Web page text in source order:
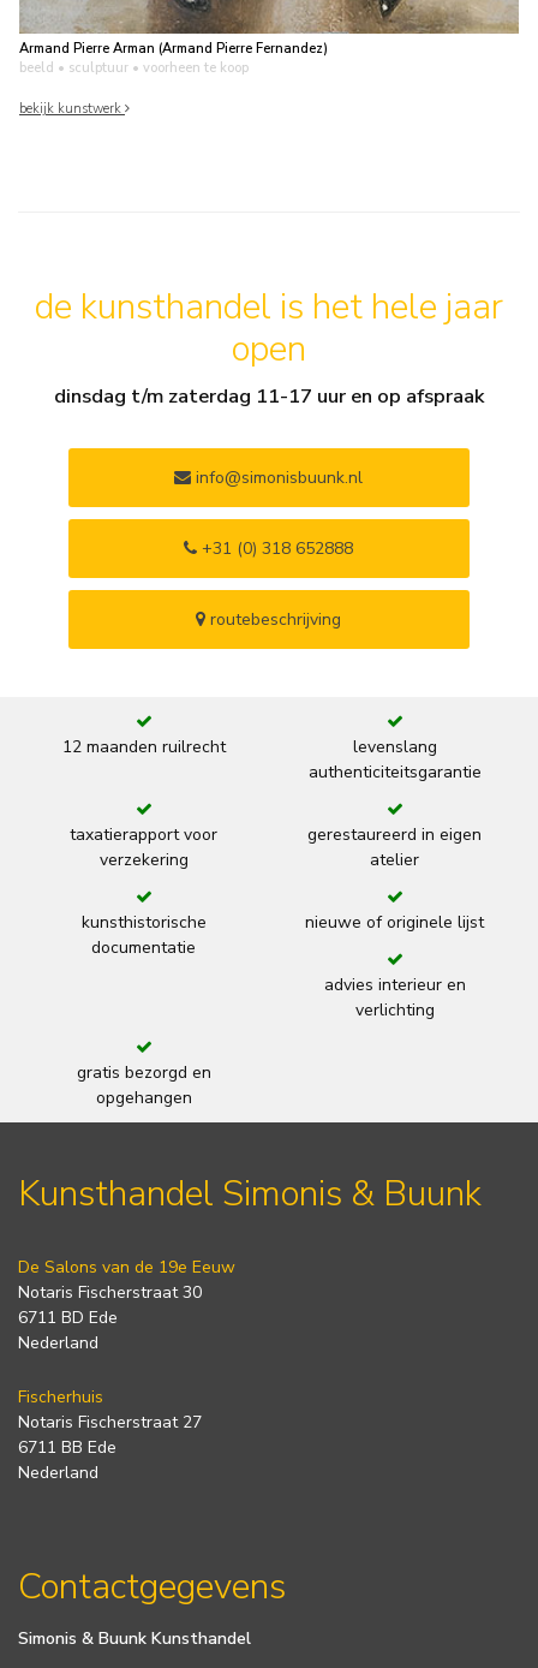
Armand Pierre Arman (Armand Pierre Fernandez)
beeld • sculptuur • voorheen te koop
bekijk kunstwerk
de kunsthandel is het hele jaar
open
dinsdag t/m zaterdag 11-17 uur en op afspraak
info@simonisbuunk.nl
+31 (0) 318 652888
routebeschrijving
12 maanden ruilrecht
levenslang
authenticiteitsgarantie
taxatierapport voor
verzekering
gerestaureerd in eigen
atelier
kunsthistorische
documentatie
nieuwe of originele lijst
advies interieur en
verlichting
gratis bezorgd en
opgehangen
Kunsthandel Simonis & Buunk
De Salons van de 19e Eeuw
Notaris Fischerstraat 30
6711 BD Ede
Nederland
Fischerhuis
Notaris Fischerstraat 27
6711 BB Ede
Nederland
Contactgegevens
Simonis & Buunk Kunsthandel